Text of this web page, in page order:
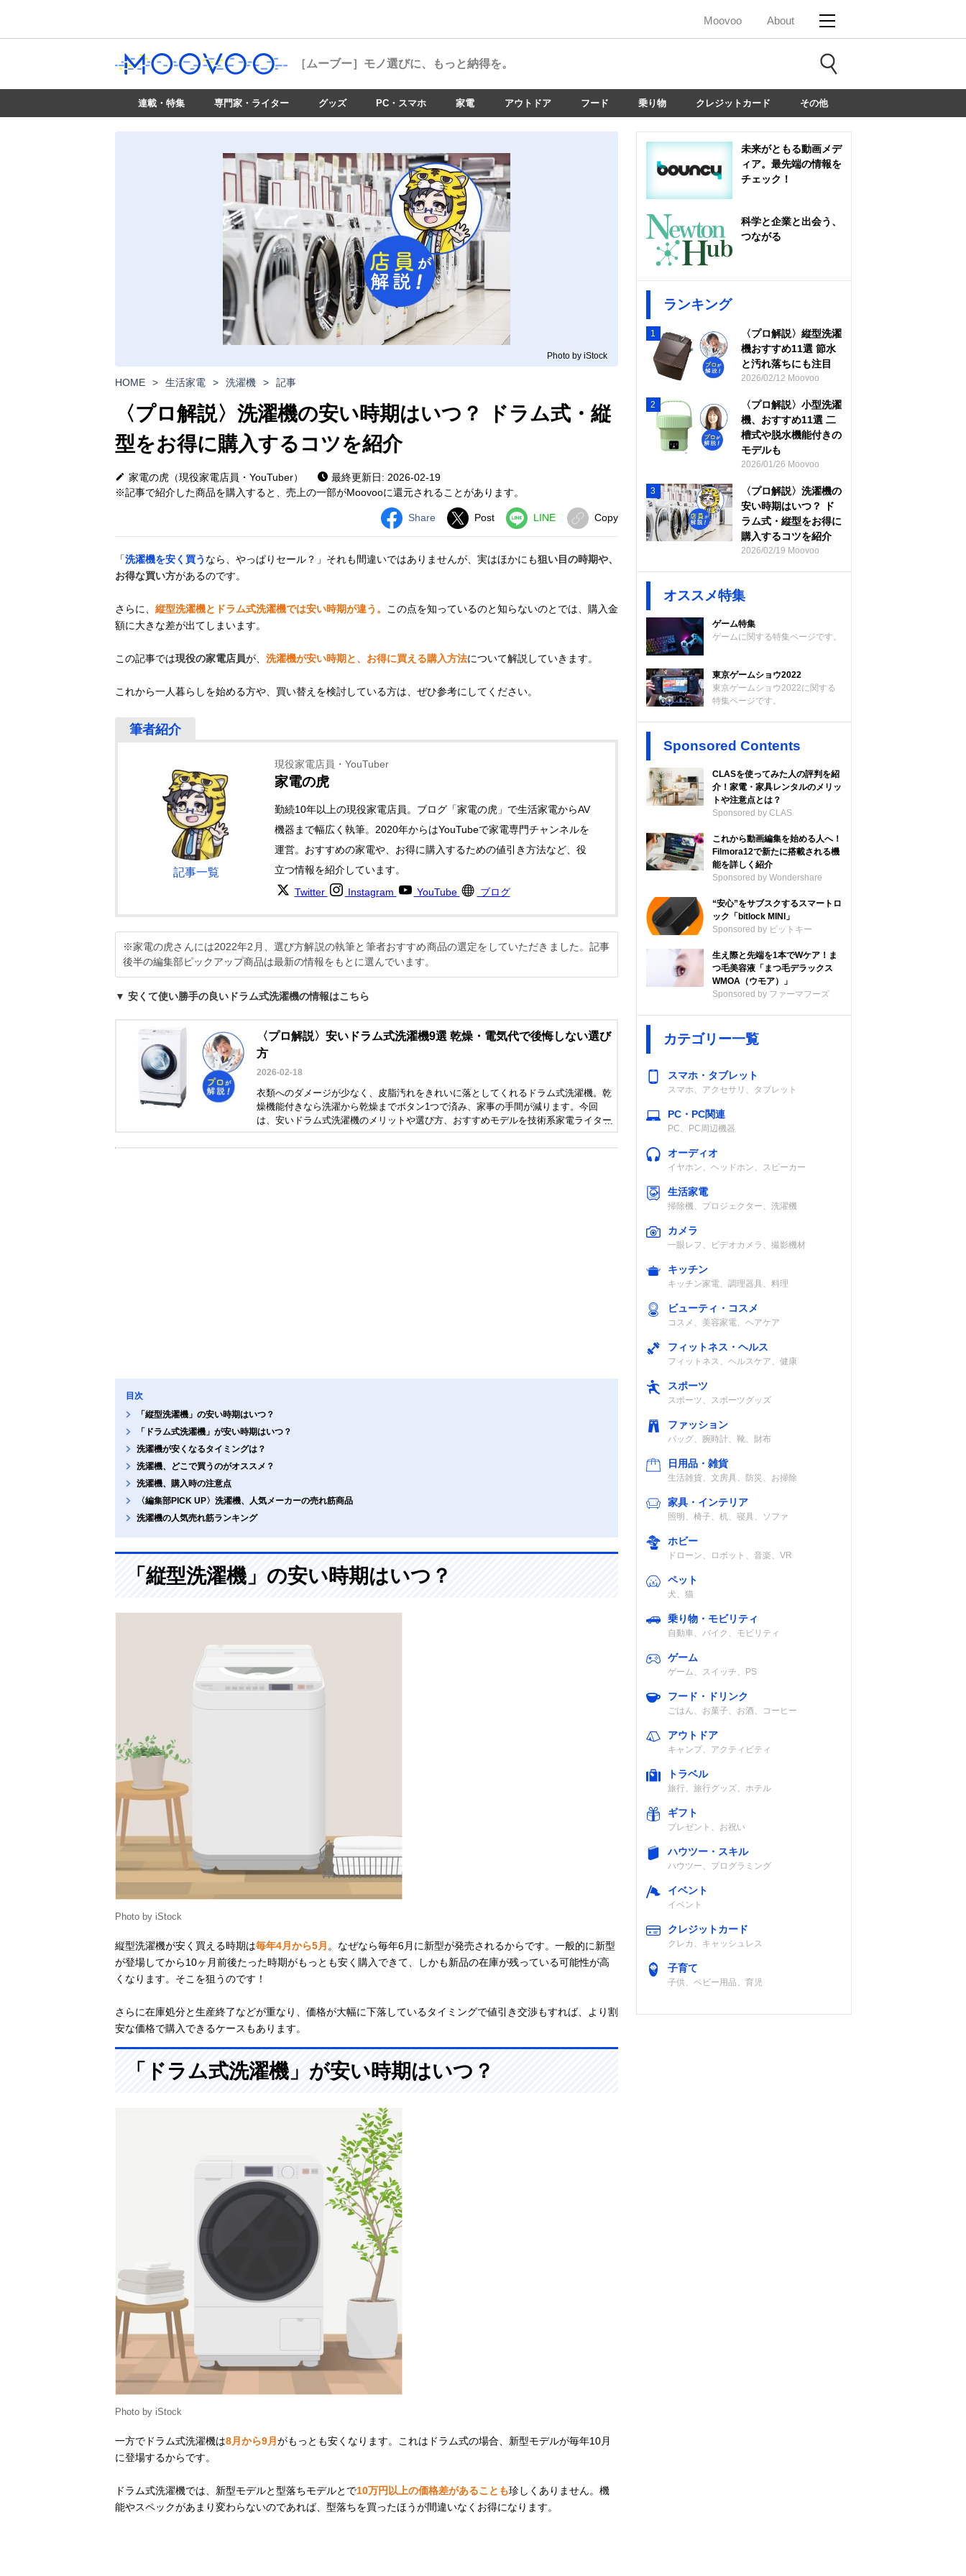
Moovoo About
［ムーブー］ モノ選びに、もっと納得を。
連載・特集 専門家・ライター グッズ PC・スマホ 家電 アウトドア フード 乗り物 クレジットカード その他
Photo by iStock
HOME > 生活家電 > 洗濯機 > 記事
〈プロ解説〉洗濯機の安い時期はいつ？ ドラム式・縦
型をお得に購入するコツを紹介
家電の虎（現役家電店員・YouTuber）
最終更新日: 2026-02-19
※記事で紹介した商品を購入すると、売上の一部がMoovooに還元されることがあります。
Share Post LINE Copy
「洗濯機を安く買う なら、やっぱりセール？」それも間違いではありませんが、実はほかにも狙い目の時期や、
お得な買い方があるのです。
さらに、 縦型洗濯機とドラム式洗濯機では安い時期が違う。
この点を知っているのと知らないのとでは、購入金
額に大きな差が出てしまいます。
この記事では現役の家電店員が、 洗濯機が安い時期と、お得に買える購入方法について解説していきます。
これから一人暮らしを始める方や、買い替えを検討している方は、ぜひ参考にしてください。
記事一覧
現役家電店員・YouTuber
家電の虎
勤続10年以上の現役家電店員。ブログ「家電の虎」で生活家電からAV
機器まで幅広く執筆。2020年からはYouTubeで家電専門チャンネルを
運営。おすすめの家電や、お得に購入するための値引き方法など、役
立つ情報を紹介しています。
Twitter
Instagram YouTube ブログ
※家電の虎さんには2022年2月、選び方解説の執筆と筆者おすすめ商品の選定をしていただきました。記事
後半の編集部ピックアップ商品は最新の情報をもとに選んでいます。
▼ 安くて使い勝手の良いドラム式洗濯機の情報はこちら
〈プロ解説〉安いドラム式洗濯機9選 乾燥・電気代で後悔しない選び
方
2026-02-18
衣類へのダメージが少なく、皮脂汚れをきれいに落としてくれるドラム式洗濯機。乾
燥機能付きなら洗濯から乾燥までボタン1つで済み、家事の手間が減ります。今回
は、安いドラム式洗濯機のメリットや選び方、おすすめモデルを技術系家電ライター
目次
「縦型洗濯機」の安い時期はいつ？
「ドラム式洗濯機」が安い時期はいつ？
洗濯機が安くなるタイミングは？
洗濯機、どこで買うのがオススメ？
洗濯機、購入時の注意点
〈編集部PICK UP〉洗濯機、人気メーカーの売れ筋商品
洗濯機の人気売れ筋ランキング
「縦型洗濯機」の安い時期はいつ？
Photo by iStock
縦型洗濯機が安く買える時期は毎年4月から5月 。なぜなら毎年6月に新型が発売されるからです。一般的に新型
が登場してから10ヶ月前後たった時期がもっとも安く購入できて、しかも新品の在庫が残っている可能性が高
くなります。そこを狙うのです！
さらに在庫処分と生産終了などが重なり、価格が大幅に下落しているタイミングで値引き交渉もすれば、より割
安な価格で購入できるケースもあります。
「ドラム式洗濯機」が安い時期はいつ？
Photo by iStock
一方でドラム式洗濯機は8月から9月 がもっとも安くなります。これはドラム式の場合、新型モデルが毎年10月
に登場するからです。
ドラム式洗濯機では、新型モデルと型落ちモデルとで10万円以上の価格差があることも珍しくありません。機
能やスペックがあまり変わらないのであれば、型落ちを買ったほうが間違いなくお得になります。
未来がともる動画メデ
ィア。最先端の情報を
チェック！
科学と企業と出会う、
つながる
ランキング
1
〈プロ解説〉縦型洗濯
機おすすめ11選 節水
と汚れ落ちにも注目
2026/02/12 Moovoo
2
〈プロ解説〉小型洗濯
機、おすすめ11選 二
槽式や脱水機能付きの
モデルも
2026/01/26 Moovoo
3
〈プロ解説〉洗濯機の
安い時期はいつ？ ド
ラム式・縦型をお得に
購入するコツを紹介
2026/02/19 Moovoo
オススメ特集
ゲーム特集
ゲームに関する特集ページです。
東京ゲームショウ2022
東京ゲームショウ2022に関する
特集ページです。
Sponsored Contents
CLASを使ってみた人の評判を紹
介！家電・家具レンタルのメリッ
トや注意点とは？
Sponsored by CLAS
これから動画編集を始める人へ！
Filmora12で新たに搭載される機
能を詳しく紹介
Sponsored by Wondershare
“安心”をサブスクするスマートロ
ック「bitlock MINI」
Sponsored by ビットキー
生え際と先端を1本でWケア！ま
つ毛美容液「まつ毛デラックス
WMOA（ウモア）」
Sponsored by ファーマフーズ
カテゴリー一覧
スマホ・タブレット
スマホ、アクセサリ、タブレット
PC・PC関連
PC、PC周辺機器
オーディオ
イヤホン、ヘッドホン、スピーカー
生活家電
掃除機、プロジェクター、洗濯機
カメラ
一眼レフ、ビデオカメラ、撮影機材
キッチン
キッチン家電、調理器具、料理
ビューティ・コスメ
コスメ、美容家電、ヘアケア
フィットネス・ヘルス
フィットネス、ヘルスケア、健康
スポーツ
スポーツ、スポーツグッズ
ファッション
バッグ、腕時計、靴、財布
日用品・雑貨
生活雑貨、文房具、防災、お掃除
家具・インテリア
照明、椅子、机、寝具、ソファ
ホビー
ドローン、ロボット、音楽、VR
ペット
犬、猫
乗り物・モビリティ
自動車、バイク、モビリティ
ゲーム
ゲーム、スイッチ、PS
フード・ドリンク
ごはん、お菓子、お酒、コーヒー
アウトドア
キャンプ、アクティビティ
トラベル
旅行、旅行グッズ、ホテル
ギフト
プレゼント、お祝い
ハウツー・スキル
ハウツー、プログラミング
イベント
イベント
クレジットカード
クレカ、キャッシュレス
子育て
子供、ベビー用品、育児